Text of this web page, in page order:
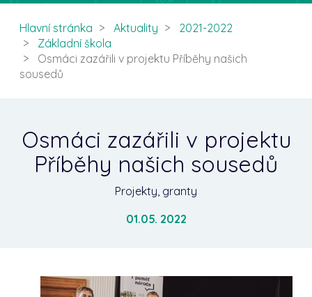
t
Hlavní stránka Aktuality
2021-2022
Základní škola
Osmáci zazářili v projektu Příběhy našich
sousedů
Osmáci zazářili v projektu
Příběhy našich sousedů
Projekty, granty
01.05. 2022